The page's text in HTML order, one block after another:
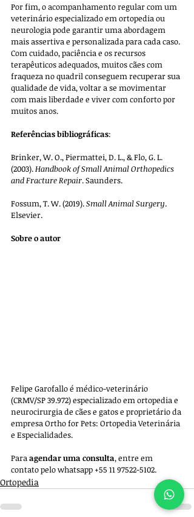
Por fim, o acompanhamento regular com um
veterinário especializado em ortopedia ou
neurologia pode garantir uma abordagem
mais assertiva e personalizada para cada caso.
Com cuidado, paciência e os recursos
terapêuticos adequados, muitos cães com
fraqueza no quadril conseguem recuperar sua
qualidade de vida, voltar a se movimentar
com mais liberdade e viver com conforto por
muitos anos.
Referências bibliográficas:
Brinker, W. O., Piermattei, D. L., & Flo, G. L.
(2003). Handbook of Small Animal Orthopedics
and Fracture Repair. Saunders.
Fossum, T. W. (2019). Small Animal Surgery.
Elsevier.
Sobre o autor
Felipe Garofallo é médico-veterinário
(CRMV/SP 39.972) especializado em ortopedia e
neurocirurgia de cães e gatos e proprietário da
empresa Ortho for Pets: Ortopedia Veterinária
e Especialidades.
Para agendar uma consulta, entre em
contato pelo whatsapp +55 11 97522-5102.
Ortopedia